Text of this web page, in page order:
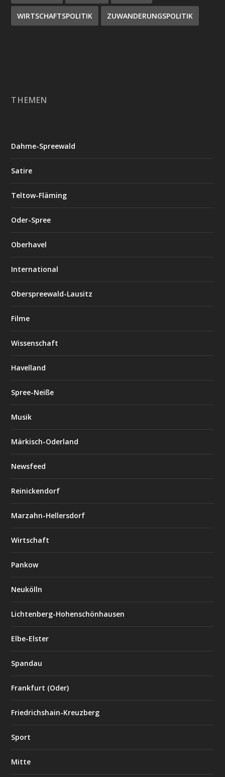
WIRTSCHAFTSPOLITIK ZUWANDERUNGSPOLITIK
THEMEN
Dahme-Spreewald
Satire
Teltow-Fläming
Oder-Spree
Oberhavel
International
Oberspreewald-Lausitz
Filme
Wissenschaft
Havelland
Spree-Neiße
Musik
Märkisch-Oderland
Newsfeed
Reinickendorf
Marzahn-Hellersdorf
Wirtschaft
Pankow
Neukölln
Lichtenberg-Hohenschönhausen
Elbe-Elster
Spandau
Frankfurt (Oder)
Friedrichshain-Kreuzberg
Sport
Mitte